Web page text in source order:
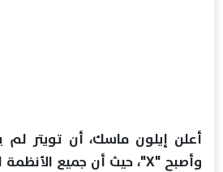
أعلن إيلون ماسك، أن تويتر لم